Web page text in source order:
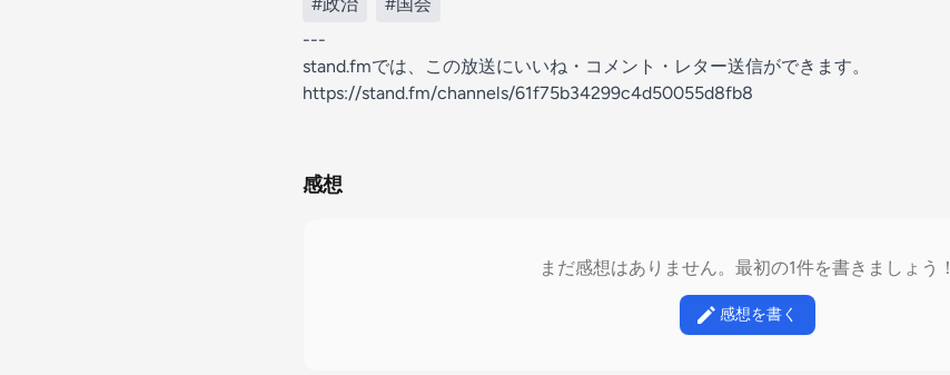
---
stand.fmでは、この放送にいいね・コメント・レター送信ができます。
https://stand.fm/channels/61f75b34299c4d50055d8fb8
感想
まだ感想はありません。最初の1件を書きましょう！
感想を書く